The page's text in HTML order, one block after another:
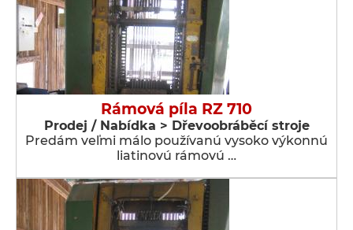
Rámová píla RZ 710
Prodej / Nabídka > Dřevoobráběcí stroje
Predám veľmi málo používanú vysoko výkonnú
liatinovú rámovú …